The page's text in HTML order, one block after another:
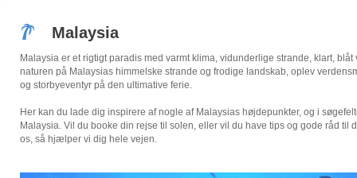
Malaysia
Malaysia er et rigtigt paradis med varmt klima, vidunderlige strande, klart,
naturen på Malaysias himmelske strande og frodige landskab, oplev
og storbyeventyr på den ultimative ferie.
Her kan du lade dig inspirere af nogle af Malaysias højdepunkter, og i
Malaysia. Vil du booke din rejse til solen, eller vil du have tips og gode råd til
os, så hjælper vi dig hele vejen.